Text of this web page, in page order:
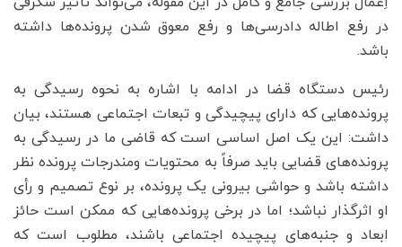
در رفع اطاله دادرسی‌ها و رفع معوق شدن پرونده‌ها داشته
باشد.
رئیس دستگاه قضا در ادامه با اشاره به نحوه رسیدگی به
پرونده‌هایی که دارای پیچیدگی و تبعات اجتماعی هستند، بیان
داشت: این یک اصل اساسی است که قاضی ما در رسیدگی به
پرونده‌های قضایی باید صرفاً به محتویات ومندرجات پرونده نظر
داشته باشد و حواشی بیرونی یک پرونده، بر نوع تصمیم و رأی
او اثرگذار نباشد؛ اما در برخی پرونده‌هایی که ممکن است حائز
ابعاد و جنبه‌های پیچیده اجتماعی باشند، مطلوب است که